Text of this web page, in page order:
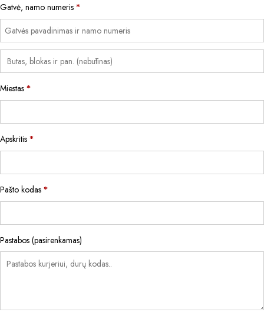
Gatvė, namo numeris *
Miestas *
Apskritis *
Pašto kodas *
Pastabos (pasirenkamas)